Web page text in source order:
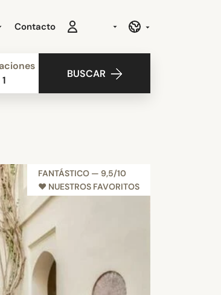
Contacto
1
BUSCAR
FANTÁSTICO — 9,5/10
♥︎ NUESTROS FAVORITOS